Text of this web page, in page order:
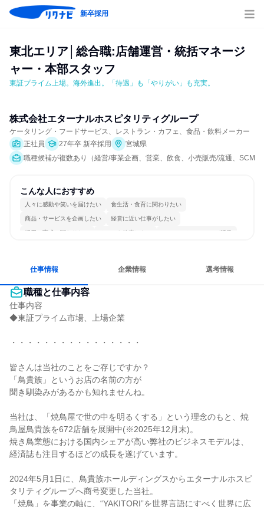
新卒採用
東北エリア│総合職:店舗運営・統括マネージ
ャー・本部スタッフ
東証プライム上場。海外進出。「待遇」も「やりがい」も充実。
株式会社エターナルホスピタリティグループ
ケータリング・フードサービス、レストラン・カフェ、食品・飲料メーカー
正社員
27年卒 新卒採用
宮城県
職種候補が複数あり（経営/事業企画、営業、飲食、小売販売/流通、SCM/
こんな人におすすめ
人々に感動や笑いを届けたい 食生活・食育に関わりたい
商品・サービスを企画したい 経営に近い仕事がしたい
採用・育成に関わりたい チームを統率したい コミュニケーションが活発
仕事情報 企業情報 選考情報
職種と仕事内容
仕事内容
◆東証プライム市場、上場企業
・・・・・・・・・・・・・・・・
皆さんは当社のことをご存じですか？
「鳥貴族」というお店の名前の方が
聞き馴染みがあるかも知れませんね。
当社は、「焼鳥屋で世の中を明るくする」という理念のもと、焼
鳥屋鳥貴族を672店舗を展開中(※2025年12月末)。
焼き鳥業態における国内シェアが高い弊社のビジネスモデルは、
経済誌も注目するほどの成長を遂げています。
2024年5月1日に、鳥貴族ホールディングスからエターナルホスピ
タリティグループへ商号変更した当社。
「焼鳥」を事業の軸に、“YAKITORI”を世界言語にすべく世界に広